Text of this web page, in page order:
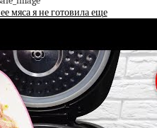
мяса я не готовила еще